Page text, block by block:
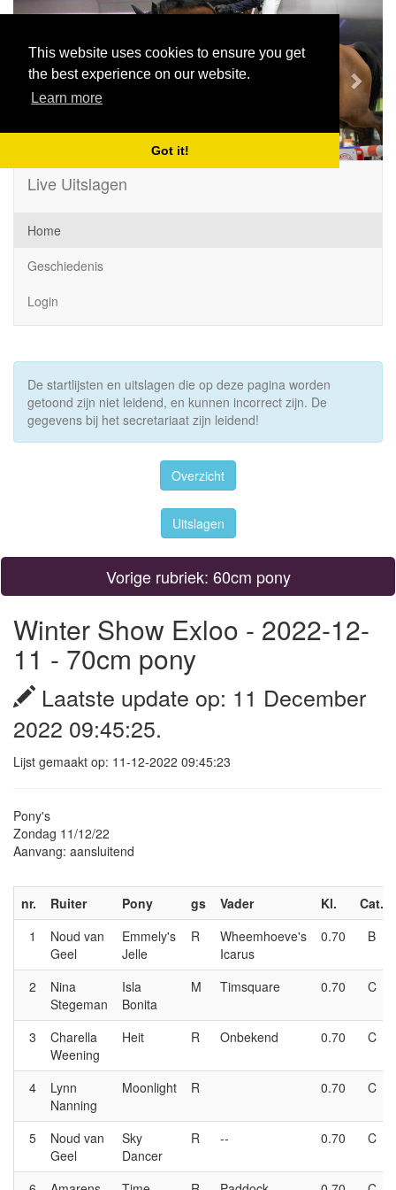
This website uses cookies to ensure you get
the best experience on our website.
Learn more
Got it!
Previous Next
Live Uitslagen
Home
Geschiedenis
Login
De startlijsten en uitslagen die op deze pagina worden
getoond zijn niet leidend, en kunnen incorrect zijn. De
gegevens bij het secretariaat zijn leidend!
Overzicht
Uitslagen
Vorige rubriek: 60cm pony
Winter Show Exloo - 2022-12-
11 - 70cm pony
Laatste update op: 11 December
2022 09:45:25.
Lijst gemaakt op: 11-12-2022 09:45:23
Pony's
Zondag 11/12/22
Aanvang: aansluitend
nr. Ruiter Pony gs Vader Kl.
Cat.
1
Noud van
Geel
Emmely's
Jelle
R
Wheemhoeve's
Icarus
0.70 B
2
Nina
Stegeman
Isla
Bonita
M Timsquare 0.70 C
3
Charella
Weening
Heit R Onbekend 0.70 C
4
Lynn
Nanning
Moonlight R 0.70 C
5
Noud van
Geel
Sky
Dancer
R -- 0.70 C